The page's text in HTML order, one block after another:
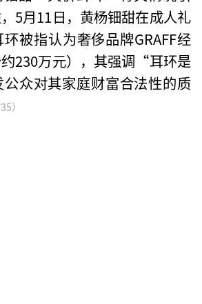
5月11日，黄杨钿甜在成人礼
被指认为奢侈品牌GRAFF经
230万元），其强调“耳环是
众对其家庭财富合法性的质
）